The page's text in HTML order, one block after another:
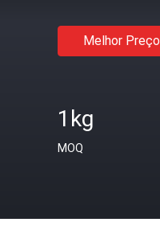
Melhor Preço
1kg
MOQ